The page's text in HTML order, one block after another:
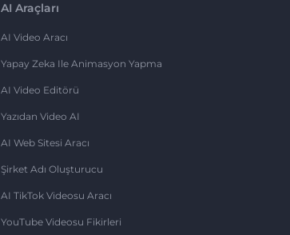
AI Araçları
AI Video Aracı
Yapay Zeka Ile Animasyon Yapma
AI Video Editörü
Yazıdan Video AI
AI Web Sitesi Aracı
Şirket Adı Oluşturucu
AI TikTok Videosu Aracı
YouTube Videosu Fikirleri